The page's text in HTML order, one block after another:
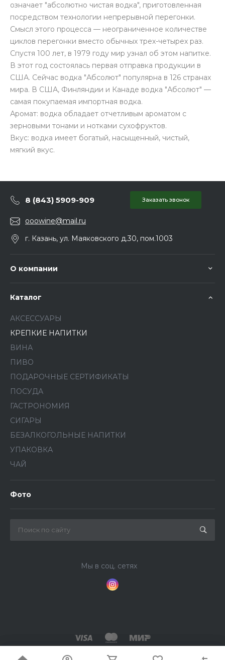
означает "абсолютно чистая водка", приготовленная
посредством технологии непрерывной перегонки.
Смысл этого процесса — неограниченное количестве
циклов перегонки вместо обычных трех-четырех раз.
Спустя 100 лет, в 1979 году мир узнал об этом напитке.
В этот год состоялась первая отправка продукции в
США. Сейчас водка "Абсолют" популярна в 126 странах
мира. В США, Финляндии и Канаде водка "Абсолют" —
самая покупаемая импортная водка.
Аромат: водка обладает отчетливым ароматом с
зерновыми тонами и нотками сухофруктов.
Вкус: водка имеет богатый, насыщенный, чистый,
мягкий вкус.
8 (843) 5909-909 Заказать звонок
ooowine@mail.ru
г. Казань, ул. Маяковского д.30, пом.1003
О компании
Каталог
АКСЕССУАРЫ
КРЕПКИЕ НАПИТКИ
ВИНА
ПИВО
ПОДАРОЧНЫЕ СЕРТИФИКАТЫ
ПОСУДА
ГАСТРОНОМИЯ
СИГАРЫ
БЕЗАЛКОГОЛЬНЫЕ НАПИТКИ
УПАКОВКА
ЧАЙ
Фото
Мы в соц. сетях